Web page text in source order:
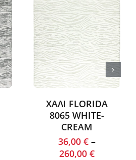
ΧΑΛΙ FLORIDA
8065 WHITE-
CREAM
36,00 €–
260,00 €